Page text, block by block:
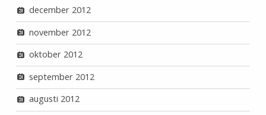
december 2012
november 2012
oktober 2012
september 2012
augusti 2012